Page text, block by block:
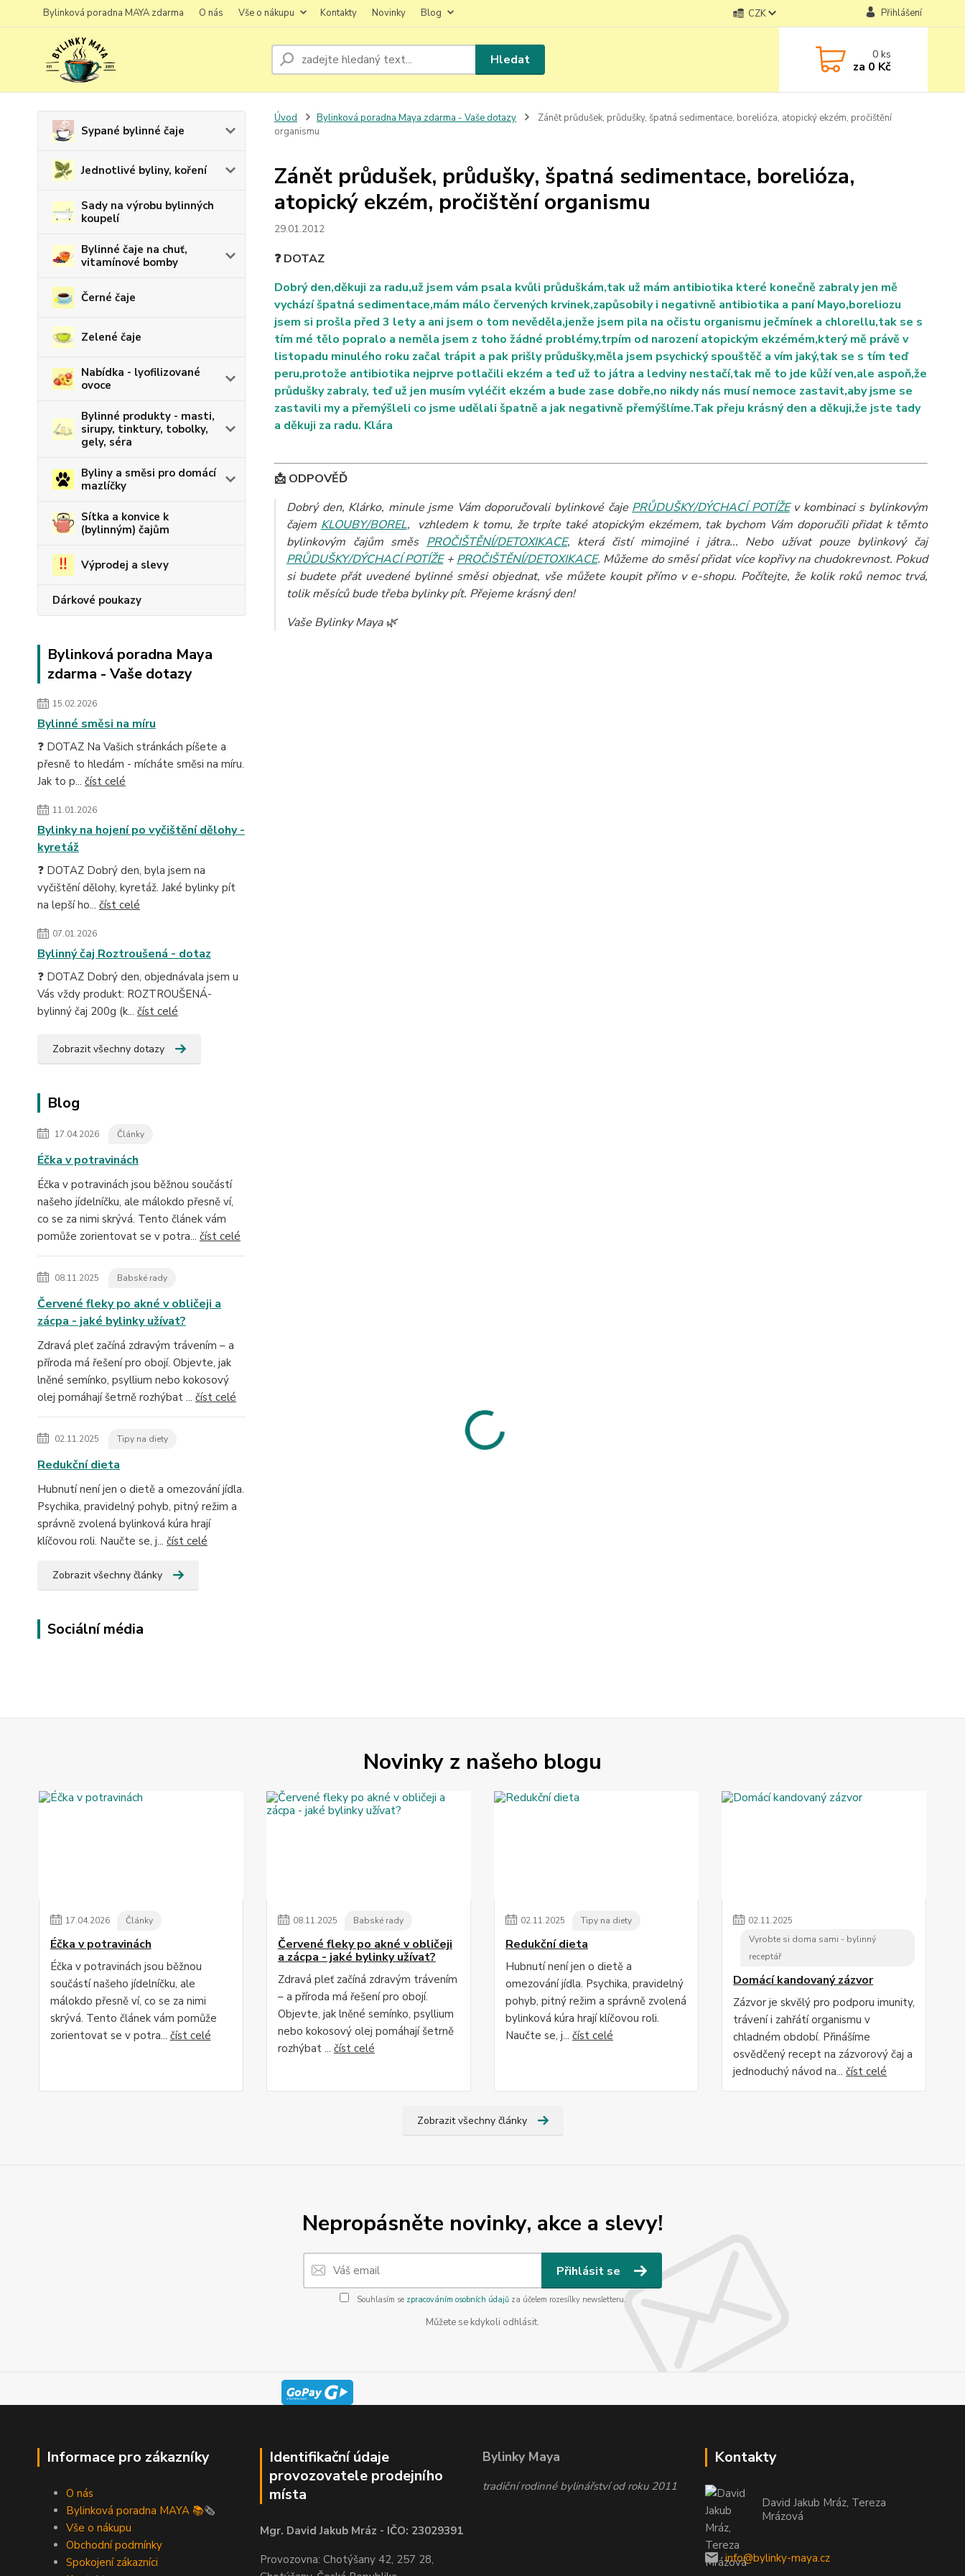
Bylinková poradna MAYA zdarma O nás Vše o nákupu Kontakty Novinky Blog CZK Přihlášení
Hledat 0ks
za 0 Kč
Sypané bylinné čaje
Jednotlivé byliny, koření
Sady na výrobu bylinných
koupelí
Bylinné čaje na chuť,
vitamínové bomby
Černé čaje
Zelené čaje
Nabídka - lyofilizované
ovoce
Bylinné produkty - masti,
sirupy, tinktury, tobolky,
gely, séra
Byliny a směsi pro domácí
mazlíčky
Sítka a konvice k
(bylinným) čajům
Výprodej a slevy
Dárkové poukazy
Bylinková poradna Maya
zdarma - Vaše dotazy
15.02.2026
Bylinné směsi na míru
❓ DOTAZ Na Vašich stránkách píšete a
přesně to hledám - mícháte směsi na míru.
Jak to p... číst celé
11.01.2026
Bylinky na hojení po vyčištění dělohy -
kyretáž
❓ DOTAZ Dobrý den, byla jsem na
vyčištění dělohy, kyretáž. Jaké bylinky pít
na lepší ho... číst celé
07.01.2026
Bylinný čaj Roztroušená - dotaz
❓ DOTAZ Dobrý den, objednávala jsem u
Vás vždy produkt: ROZTROUŠENÁ-
bylinný čaj 200g (k... číst celé
Zobrazit všechny dotazy
Blog
17.04.2026 Články
Éčka v potravinách
Éčka v potravinách jsou běžnou součástí
našeho jídelníčku, ale málokdo přesně ví,
co se za nimi skrývá. Tento článek vám
pomůže zorientovat se v potra... číst celé
08.11.2025 Babské rady
Červené fleky po akné v obličeji a
zácpa - jaké bylinky užívat?
Zdravá pleť začíná zdravým trávením – a
příroda má řešení pro obojí. Objevte, jak
lněné semínko, psyllium nebo kokosový
olej pomáhají šetrně rozhýbat ... číst celé
02.11.2025 Tipy na diety
Redukční dieta
Hubnutí není jen o dietě a omezování jídla.
Psychika, pravidelný pohyb, pitný režim a
správně zvolená bylinková kúra hrají
klíčovou roli. Naučte se, j... číst celé
Zobrazit všechny články
Sociální média
Úvod Bylinková poradna Maya zdarma - Vaše dotazy
Zánět průdušek, průdušky, špatná sedimentace, borelióza, atopický ekzém, pročištění
organismu
Zánět průdušek, průdušky, špatná sedimentace, borelióza,
atopický ekzém, pročištění organismu
29.01.2012
❓ DOTAZ
Dobrý den,děkuji za radu,už jsem vám psala kvůli průduškám,tak už mám antibiotika které konečně zabraly jen mě
vychází špatná sedimentace,mám málo červených krvinek,zapůsobily i negativně antibiotika a paní Mayo,boreliozu
jsem si prošla před 3 lety a ani jsem o tom nevěděla,jenže jsem pila na očistu organismu ječmínek a chlorellu,tak se s
tím mé tělo popralo a neměla jsem z toho žádné problémy,trpím od narození atopickým ekzémém,který mě právě v
listopadu minulého roku začal trápit a pak prišly průdušky,měla jsem psychický spouštěč a vím jaký,tak se s tím teď
peru,protože antibiotika nejprve potlačili ekzém a teď už to játra a ledviny nestačí,tak mě to jde kůží ven,ale aspoň,že
průdušky zabraly, teď už jen musím vyléčit ekzém a bude zase dobře,no nikdy nás musí nemoce zastavit,aby jsme se
zastavili my a přemýšleli co jsme udělali špatně a jak negativně přemýšlíme.Tak přeju krásný den a děkuji,že jste tady
a děkuji za radu. Klára
📩 ODPOVĚĎ
Dobrý den, Klárko, minule jsme Vám doporučovali bylinkové čaje PRŮDUŠKY/DÝCHACÍ POTÍŽEv kombinaci s bylinkovým
čajem KLOUBY/BOREL, vzhledem k tomu, že trpíte také atopickým ekzémem, tak bychom Vám doporučili přidat k těmto
bylinkovým čajům směs PROČIŠTĚNÍ/DETOXIKACE, která čistí mimojiné i játra... Nebo užívat pouze bylinkový čaj
PRŮDUŠKY/DÝCHACÍ POTÍŽE+ PROČIŠTĚNÍ/DETOXIKACE. Můžeme do směsí přidat více kopřivy na chudokrevnost. Pokud
si budete přát uvedené bylinné směsi objednat, vše můžete koupit přímo v e-shopu. Počítejte, že kolik roků nemoc trvá,
tolik měsíců bude třeba bylinky pít. Přejeme krásný den!
Vaše Bylinky Maya 🌿
Novinky z našeho blogu
17.04.2026 Články
Éčka v potravinách
Éčka v potravinách jsou běžnou
součástí našeho jídelníčku, ale
málokdo přesně ví, co se za nimi
skrývá. Tento článek vám pomůže
zorientovat se v potra... číst celé
08.11.2025 Babské rady
Červené fleky po akné v obličeji
a zácpa - jaké bylinky užívat?
Zdravá pleť začíná zdravým trávením
– a příroda má řešení pro obojí.
Objevte, jak lněné semínko, psyllium
nebo kokosový olej pomáhají šetrně
rozhýbat ... číst celé
02.11.2025 Tipy na diety
Redukční dieta
Hubnutí není jen o dietě a
omezování jídla. Psychika, pravidelný
pohyb, pitný režim a správně zvolená
bylinková kúra hrají klíčovou roli.
Naučte se, j... číst celé
02.11.2025
Vyrobte si doma sami - bylinný
receptář
Domácí kandovaný zázvor
Zázvor je skvělý pro podporu imunity,
trávení i zahřátí organismu v
chladném období. Přinášíme
osvědčený recept na zázvorový čaj a
jednoduchý návod na...číst celé
Zobrazit všechny články
Nepropásněte novinky, akce a slevy!
Přihlásit se
Souhlasím se zpracováním osobních údajůza účelem rozesílky newsletteru.
Můžete se kdykoli odhlásit.
Informace pro zákazníky
O nás
Bylinková poradna MAYA 📚🗞️
Vše o nákupu
Obchodní podmínky
Spokojení zákazníci
Identifikační údaje
provozovatele prodejního
místa
Mgr. David Jakub Mráz - IČO: 23029391
Provozovna: Chotýšany 42, 257 28,
Bylinky Maya
tradiční rodinné bylinářství od roku 2011
Kontakty
David Jakub Mráz, Tereza
Mrázová
info@bylinky-maya.cz